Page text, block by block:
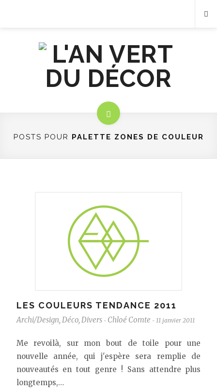
POSTS POUR PALETTE ZONES DE COULEUR
LES COULEURS TENDANCE 2011
Archi/Design, Déco, Divers - Chloé Comte - 11 janvier 2011
Me revoilà, sur mon bout de toile pour une
nouvelle année, qui j'espère sera remplie de
nouveautés en tout genre ! Sans attendre plus
longtemps,…